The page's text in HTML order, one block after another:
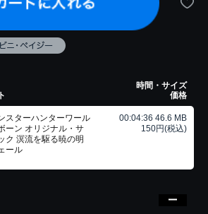
時間・サイズ
価格
スターハンターワール
ーン オリジナル・サ
ク 溟流を駆る暁の明
ール
00:04:36 46.6 MB
150円(税込)